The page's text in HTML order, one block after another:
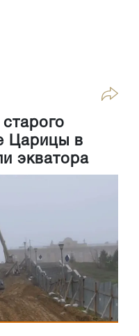
Царицы в
экватора